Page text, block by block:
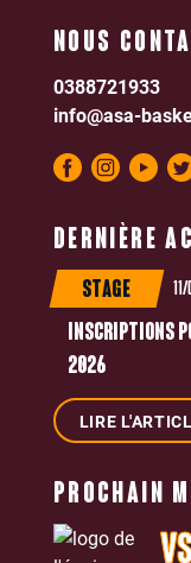
DERNIÈRE
STAGE
INSCRIPTIONS
2026
LIRE
NOUS
0388721933
info@asa-
PROCHAIN